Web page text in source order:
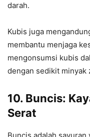
darah.
Kubis juga
membantu menjaga
mengonsumsi kubis
dengan sedikit minyak
10. Buncis:
Serat